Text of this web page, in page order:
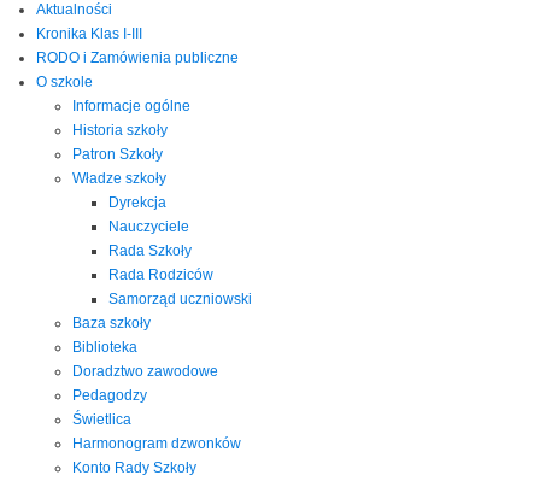
Aktualności
Kronika Klas I-III
RODO i Zamówienia publiczne
O szkole
Informacje ogólne
Historia szkoły
Patron Szkoły
Władze szkoły
Dyrekcja
Nauczyciele
Rada Szkoły
Rada Rodziców
Samorząd uczniowski
Baza szkoły
Biblioteka
Doradztwo zawodowe
Pedagodzy
Świetlica
Harmonogram dzwonków
Konto Rady Szkoły